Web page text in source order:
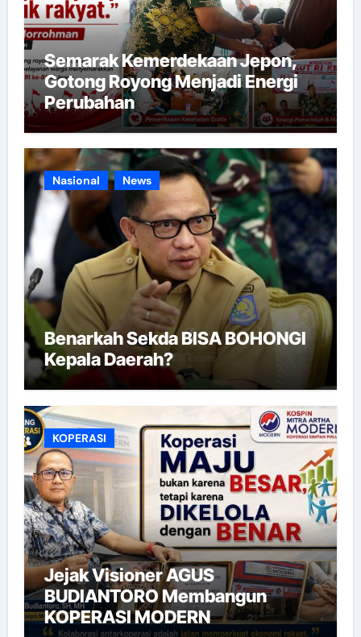
Semarak Kemerdekaan Jepon,
Gotong Royong Menjadi Energi
Perubahan
Nasional News
Benarkah Sekda BISA BOHONGI
Kepala Daerah?
KOPERASI
Jejak Visioner AGUS
BUDIANTORO Membangun
KOPERASI MODERN